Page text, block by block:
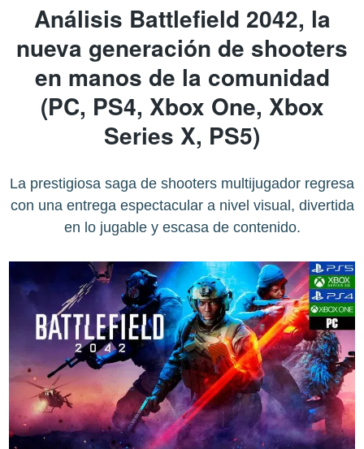
Análisis Battlefield 2042, la
nueva generación de shooters
en manos de la comunidad
(PC, PS4, Xbox One, Xbox
Series X, PS5)
La prestigiosa saga de shooters multijugador regresa
con una entrega espectacular a nivel visual, divertida
en lo jugable y escasa de contenido.